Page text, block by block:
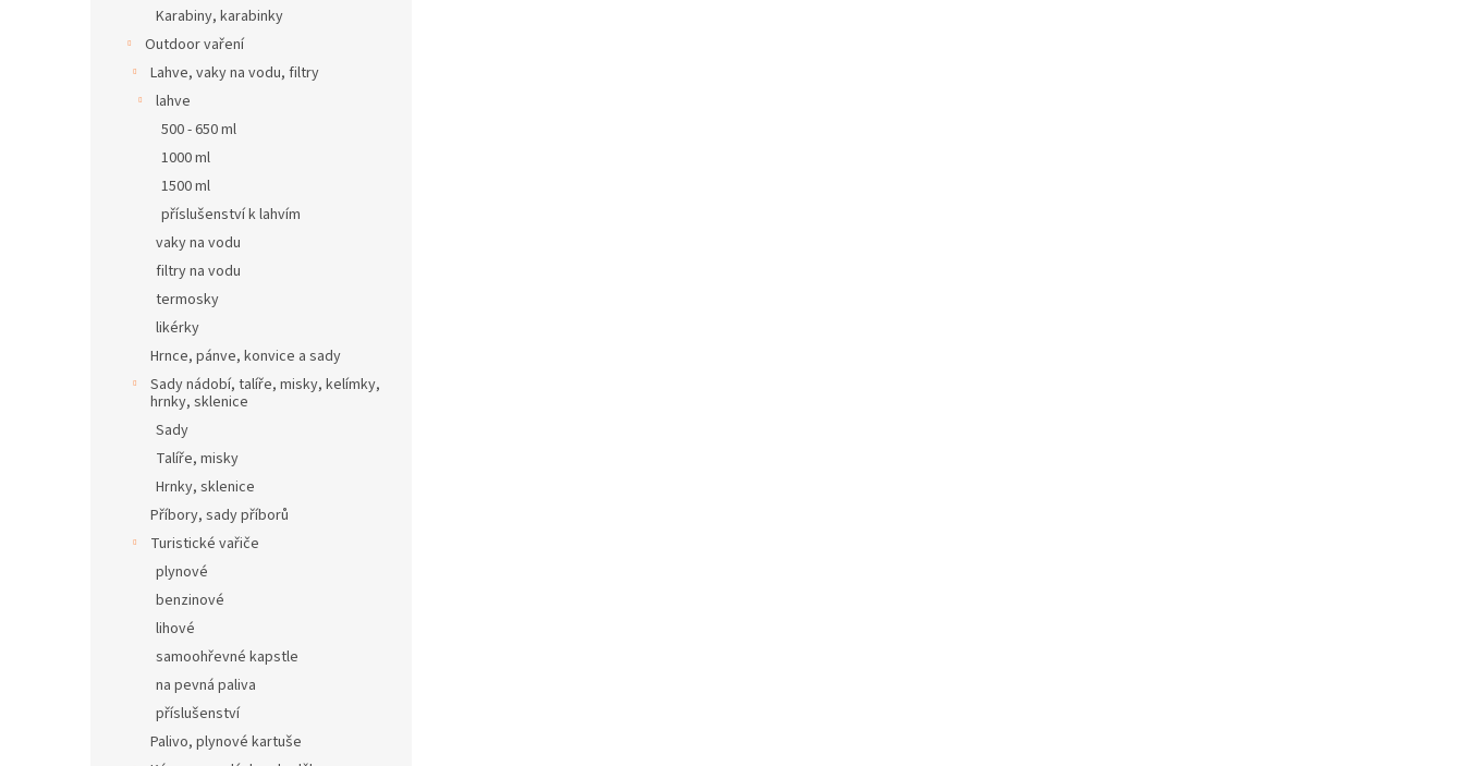
Karabiny, karabinky
Outdoor vaření
Lahve, vaky na vodu, filtry
lahve
500 - 650 ml
1000 ml
1500 ml
příslušenství k lahvím
vaky na vodu
filtry na vodu
termosky
likérky
Hrnce, pánve, konvice a sady
Sady nádobí, talíře, misky, kelímky,
hrnky, sklenice
Sady
Talíře, misky
Hrnky, sklenice
Příbory, sady příborů
Turistické vařiče
plynové
benzinové
lihové
samoohřevné kapstle
na pevná paliva
příslušenství
Palivo, plynové kartuše